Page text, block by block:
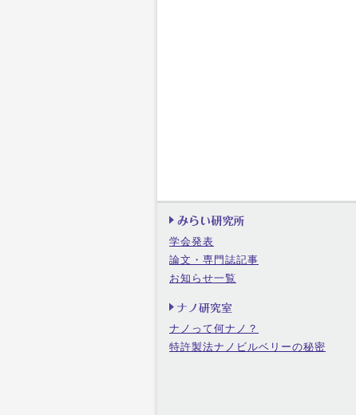
学会発表
論文・専門誌記事
お知らせ一覧
ナノって何ナノ？
特許製法ナノビルベリーの秘密